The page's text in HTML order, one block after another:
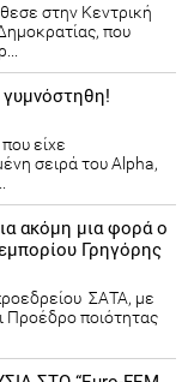
στην Κεντρική
που
γυμνόστηθη!
είχε
σειρά του Alpha,
ακόμη μια φορά ο
Γρηγόρης
ΣΑΤΑ, με
Προέδρο ποιότητας